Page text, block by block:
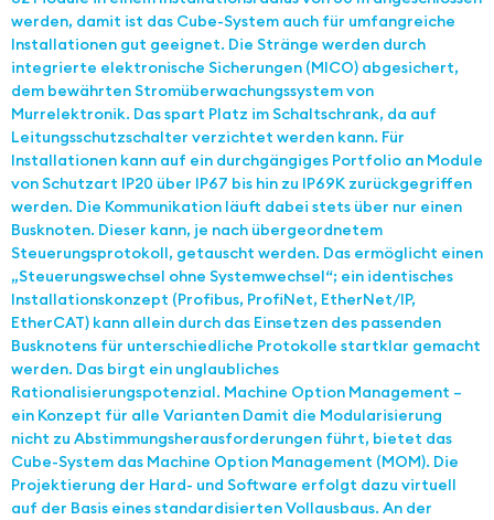
werden, damit ist das Cube-System auch für umfangreiche
Installationen gut geeignet. Die Stränge werden durch
integrierte elektronische Sicherungen (MICO) abgesichert,
dem bewährten Stromüberwachungssystem von
Murrelektronik. Das spart Platz im Schaltschrank, da auf
Leitungsschutzschalter verzichtet werden kann. Für
Installationen kann auf ein durchgängiges Portfolio an Module
von Schutzart IP20 über IP67 bis hin zu IP69K zurückgegriffen
werden. Die Kommunikation läuft dabei stets über nur einen
Busknoten. Dieser kann, je nach übergeordnetem
Steuerungsprotokoll, getauscht werden. Das ermöglicht einen
„Steuerungswechsel ohne Systemwechsel“; ein identisches
Installationskonzept (Profibus, ProfiNet, EtherNet/IP,
EtherCAT) kann allein durch das Einsetzen des passenden
Busknotens für unterschiedliche Protokolle startklar gemacht
werden. Das birgt ein unglaubliches
Rationalisierungspotenzial. Machine Option Management –
ein Konzept für alle Varianten Damit die Modularisierung
nicht zu Abstimmungsherausforderungen führt, bietet das
Cube-System das Machine Option Management (MOM). Die
Projektierung der Hard- und Software erfolgt dazu virtuell
auf der Basis eines standardisierten Vollausbaus. An der